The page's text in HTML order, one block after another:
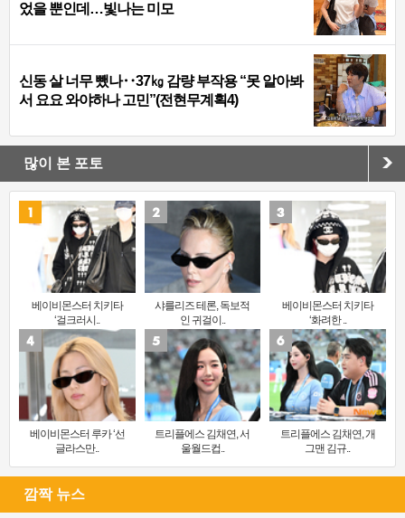
었을 뿐인데…빛나는 미모
신동 살 너무 뺐나‥37㎏ 감량 부작용 “못 알아봐
서 요요 와야하나 고민”(전현무계획4)
많이 본 포토
베이비몬스터 치키타
‘걸크러시..
샤를리즈 테론, 독보적
인 귀걸이..
베이비몬스터 치키타
‘화려한 ..
베이비몬스터 루카 ‘선
글라스만..
트리플에스 김채연, 서
울월드컵..
트리플에스 김채연, 개
그맨 김규..
깜짝 뉴스